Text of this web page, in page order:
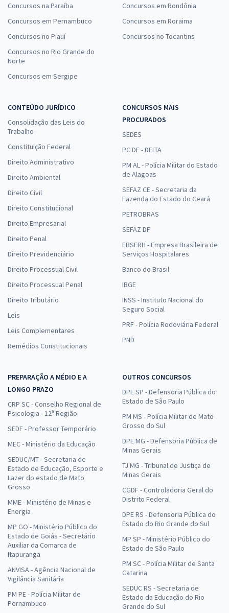
Concursos na Paraíba
Concursos em Pernambuco
Concursos no Piauí
Concursos no Rio Grande do
Norte
Concursos em Sergipe
Concursos em Rondônia
Concursos em Roraima
Concursos no Tocantins
CONTEÚDO JURÍDICO
Consolidação das Leis do
Trabalho
Constituição Federal
Direito Administrativo
Direito Ambiental
Direito Civil
Direito Constitucional
Direito Empresarial
Direito Penal
Direito Previdenciário
Direito Processual Civil
Direito Processual Penal
Direito Tributário
Leis
Leis Complementares
Remédios Constitucionais
CONCURSOS MAIS
PROCURADOS
SEDES
PC DF - DELTA
PM AL - Polícia Militar do Estado
de Alagoas
SEFAZ CE - Secretaria da
Fazenda do Estado do Ceará
PETROBRAS
SEFAZ DF
EBSERH - Empresa Brasileira de
Serviços Hospitalares
Banco do Brasil
IBGE
INSS - Instituto Nacional do
Seguro Social
PRF - Polícia Rodoviária Federal
PND
PREPARAÇÃO A MÉDIO E A
LONGO PRAZO
CRP SC - Conselho Regional de
Psicologia - 12ª Região
SEDF - Professor Temporário
MEC - Ministério da Educação
SEDUC/MT - Secretaria de
Estado de Educação, Esporte e
Lazer do estado de Mato
Grosso
MME - Ministério de Minas e
Energia
MP GO - Ministério Público do
Estado de Goiás - Secretário
Auxiliar da Comarca de
Itapuranga
ANVISA - Agência Nacional de
Vigilância Sanitária
PM PE - Polícia Militar de
Pernambuco
OUTROS CONCURSOS
DPE SP - Defensoria Pública do
Estado de São Paulo
PM MS - Polícia Militar de Mato
Grosso do Sul
DPE MG - Defensoria Pública de
Minas Gerais
TJ MG - Tribunal de Justiça de
Minas Gerais
CGDF - Controladoria Geral do
Distrito Federal
DPE RS - Defensoria Pública do
Estado do Rio Grande do Sul
MP SP - Ministério Público do
Estado de São Paulo
PM SC - Polícia Militar de Santa
Catarina
SEDUC RS - Secretaria de
Estado da Educação do Rio
Grande do Sul